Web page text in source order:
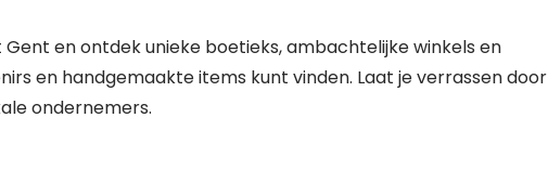
en ontdek unieke boetieks, ambachtelijke winkels en
en handgemaakte items kunt vinden. Laat je verrassen door
ondernemers.